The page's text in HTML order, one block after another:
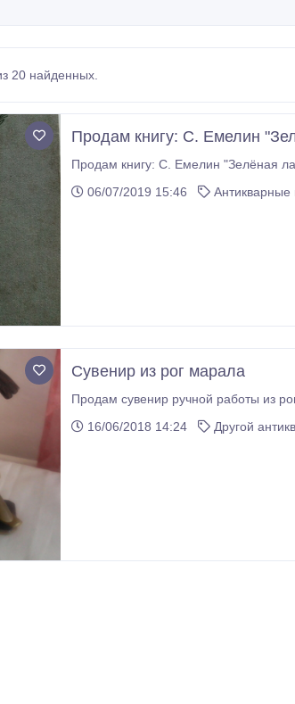
20 найденных.
Продам книгу: С. Емелин
Продам книгу: С. Емелин "Зелёная
06/07/2019 15:46
Антикварные
Сувенир из рог марала
Продам сувенир ручной работы из
16/06/2018 14:24
Другой